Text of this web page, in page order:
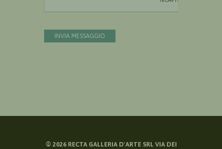
INVIA MESSAGGIO
© 2026RECTA GALLERIA D'ARTE SRL VIA DEI